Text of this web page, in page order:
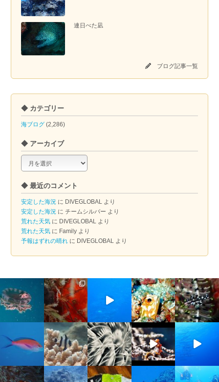
連日べた凪
ブログ記事一覧
◆ カテゴリー
海ブログ (2,286)
◆ アーカイブ
◆
ア
カ
イ
ブ
◆ 最近のコメント
安定した海況 に DIVEGLOBAL より
安定した海況 にチームシルバー より
荒れた天気 に DIVEGLOBAL より
荒れた天気 に Family より
予報はずれの晴れ に DIVEGLOBAL より